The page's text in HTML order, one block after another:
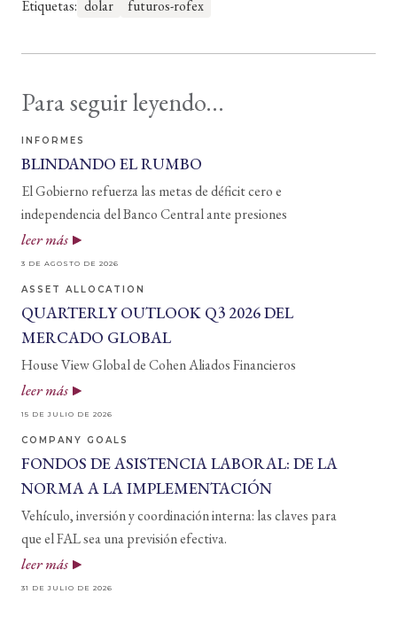
Etiquetas: dolar futuros-rofex
Para seguir leyendo...
INFORMES
BLINDANDO EL RUMBO
El Gobierno refuerza las metas de déficit cero e
independencia del Banco Central ante presiones
leer más
3 DE AGOSTO DE 2026
ASSET ALLOCATION
QUARTERLY OUTLOOK Q3 2026 DEL
MERCADO GLOBAL
House View Global de Cohen Aliados Financieros
leer más
15 DE JULIO DE 2026
COMPANY GOALS
FONDOS DE ASISTENCIA LABORAL: DE LA
NORMA A LA IMPLEMENTACIÓN
Vehículo, inversión y coordinación interna: las claves para
que el FAL sea una previsión efectiva.
leer más
31 DE JULIO DE 2026